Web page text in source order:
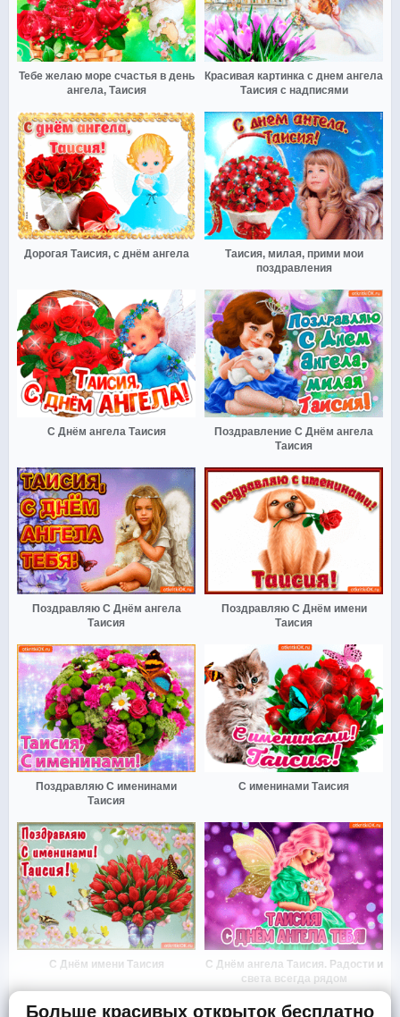
Тебе желаю море счастья в день
ангела, Таисия
Красивая картинка с днем ангела
Таисия с надписями
Дорогая Таисия, с днём ангела
Таисия, милая, прими мои
поздравления
С Днём ангела Таисия
Поздравление С Днём ангела
Таисия
Поздравляю С Днём ангела
Таисия
Поздравляю С Днём имени
Таисия
Поздравляю С именинами
Таисия
С именинами Таисия
С Днём имени Таисия
С Днём ангела Таисия. Радости и
света всегда рядом
Больше красивых открыток бесплатно